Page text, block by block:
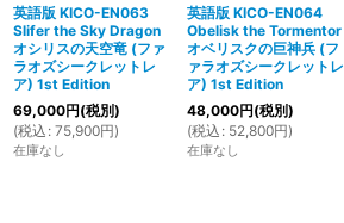
英語版 KICO-EN063
Slifer the Sky Dragon
オシリスの天空竜 (ファ
ラオズシークレットレ
ア) 1st Edition
69,000円(税別)
(税込 : 75,900円)
在庫なし
英語版 KICO-EN064
Obelisk the Tormentor
オベリスクの巨神兵 (フ
ァラオズシークレットレ
ア) 1st Edition
48,000円(税別)
(税込 : 52,800円)
在庫なし